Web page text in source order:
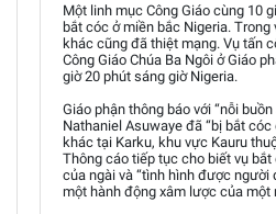
Một linh mục Công Giáo cùng 10
bắt cóc ở miền bắc Nigeria. Trong
khác cũng đã thiệt mạng. Vụ tấn
Công Giáo Chúa Ba Ngôi ở Giáo
giờ 20 phút sáng giờ Nigeria.
Giáo phận thông báo với “nỗi
Nathaniel Asuwaye đã “bị bắt
khác tại Karku, khu vực Kauru
Thông cáo tiếp tục cho biết vụ bắt
của ngài và “tình hình được người
một hành động xâm lược của một